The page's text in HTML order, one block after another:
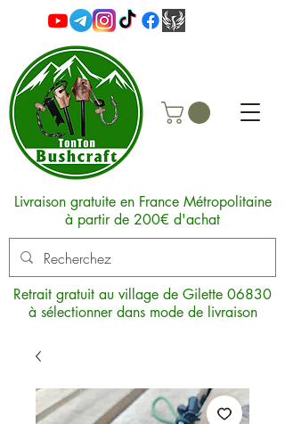
Livraison gratuite en France Métropolitaine
à partir de 200€ d'achat
Retrait gratuit au village de Gilette 06830
à sélectionner dans mode de livraison